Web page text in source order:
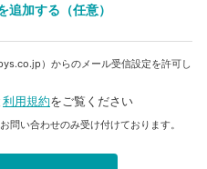
追加する（任意）
）からのメール受信設定を許可し
利用規約をご覧ください
問い合わせのみ受け付けております。